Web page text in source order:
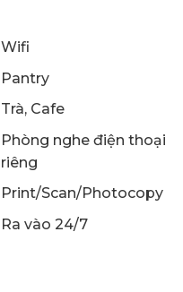
Wifi
Pantry
Trà, Cafe
Phòng nghe điện thoại
riêng
Print/Scan/Photocopy
Ra vào 24/7